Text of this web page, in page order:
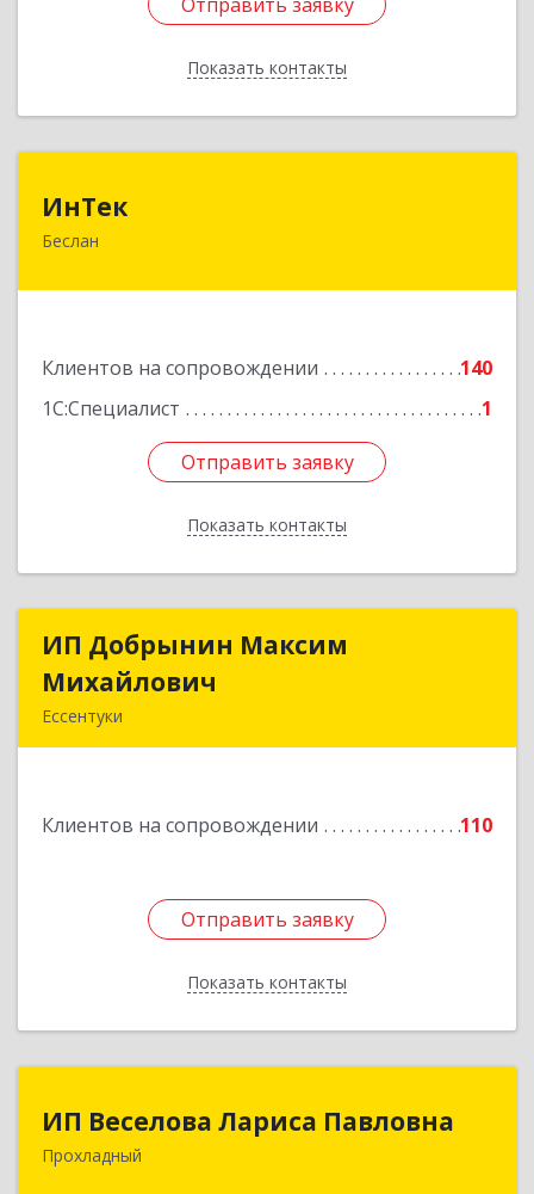
Показать контакты
Назад
ИнТек
Беслан
Клиентов на сопровождении
140
1С:Специалист
1
Отправить заявку
Показать контакты
Подробнее
Отправить заявку
Назад
ИП Добрынин Максим
Михайлович
Ессентуки
Клиентов на сопровождении 110
Отправить заявку
Показать контакты
ИП Добрынин Максим
Подробнее
Отправить заявку
Назад
ИП Веселова Лариса Павловна
Прохладный